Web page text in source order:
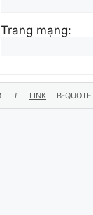
Trang mạng: